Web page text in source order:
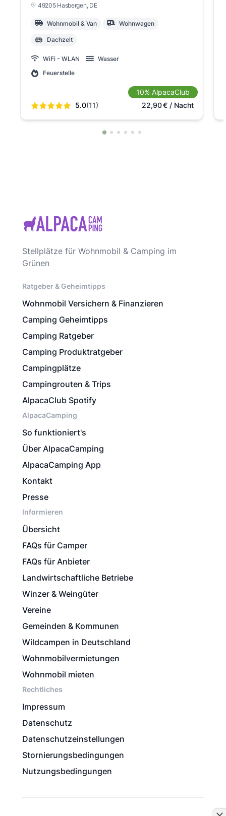
49205 Hasbergen, DE
Wohnmobil & Van Wohnwagen
Dachzelt
WiFi - WLAN
Wasser
Feuerstelle
5.0(11)
10% AlpacaClub
22,90€/ Nacht
Stellplätze für Wohnmobil & Camping im
Grünen
Ratgeber & Geheimtipps
Wohnmobil Versichern & Finanzieren
Camping Geheimtipps
Camping Ratgeber
Camping Produktratgeber
Campingplätze
Campingrouten & Trips
AlpacaClub Spotify
AlpacaCamping
So funktioniert's
Über AlpacaCamping
AlpacaCamping App
Kontakt
Presse
Informieren
Übersicht
FAQs für Camper
FAQs für Anbieter
Landwirtschaftliche Betriebe
Winzer & Weingüter
Vereine
Gemeinden & Kommunen
Wildcampen in Deutschland
Wohnmobilvermietungen
Wohnmobil mieten
Rechtliches
Impressum
Datenschutz
Datenschutzeinstellungen
Stornierungsbedingungen
Nutzungsbedingungen